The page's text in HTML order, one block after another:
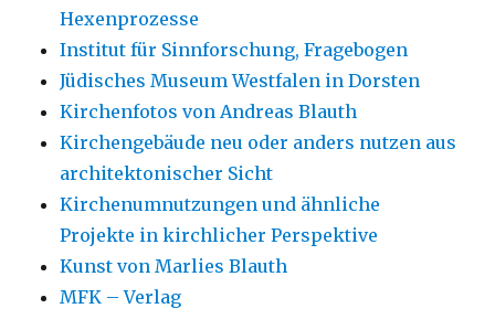
Hexenprozesse
Institut für Sinnforschung, Fragebogen
Jüdisches Museum Westfalen in Dorsten
Kirchenfotos von Andreas Blauth
Kirchengebäude neu oder anders nutzen aus
architektonischer Sicht
Kirchenumnutzungen und ähnliche
Projekte in kirchlicher Perspektive
Kunst von Marlies Blauth
MFK – Verlag